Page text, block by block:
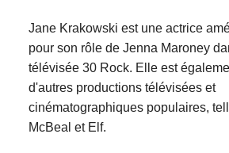
Jane Krakowski est une actrice
pour son rôle de Jenna Maroney
télévisée 30 Rock. Elle est
d'autres productions télévisées et
cinématographiques populaires,
McBeal et Elf.